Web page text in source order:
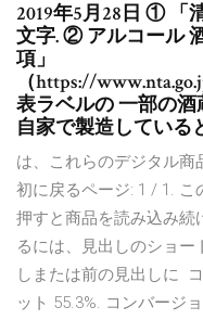
2019年5月28日 ① 「
文字. ② アルコール
項」
（https://
表ラベルの 一部の
自家で製造している
は、これらのデジタル商
初に戻るページ: 1 / 1. こ
押すと商品を読み込み続
るには、見出しのショ
しまたは前の見出しに
ット 55.3%. コンバージ